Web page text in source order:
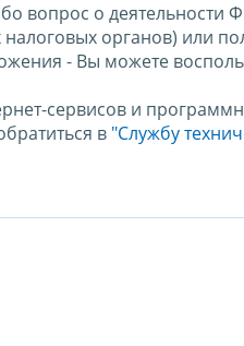
вопрос о деятельности
органов) или
- Вы можете
сервисов и
в "Службу